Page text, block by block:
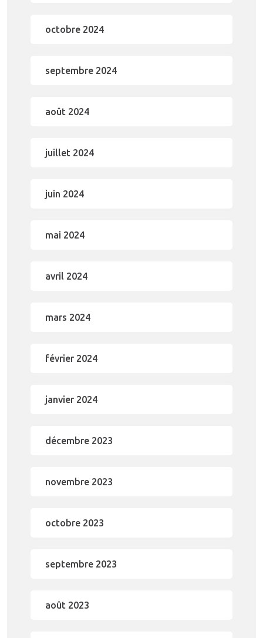
octobre 2024
septembre 2024
août 2024
juillet 2024
juin 2024
mai 2024
avril 2024
mars 2024
février 2024
janvier 2024
décembre 2023
novembre 2023
octobre 2023
septembre 2023
août 2023